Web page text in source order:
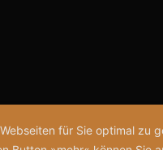
für Sie optimal zu